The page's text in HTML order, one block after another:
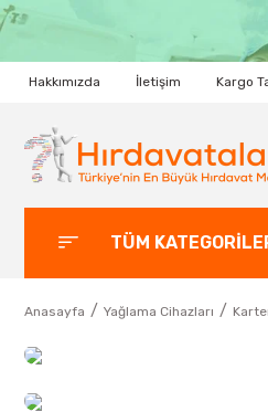
Hakkımızda İletişim Kargo
TÜM
Anasayfa Yağlama Cihazları